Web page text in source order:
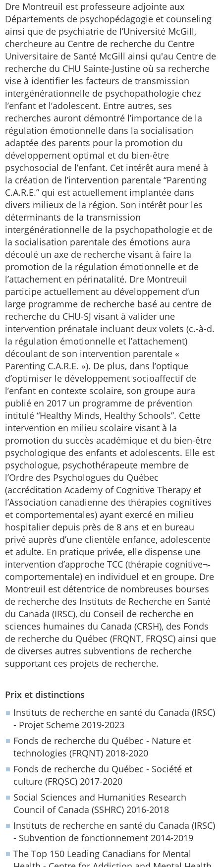
Dre Montreuil est professeure adjointe aux
Départements de psychopédagogie et counseling
ainsi que de psychiatrie de l’Université McGill,
chercheure au Centre de recherche du Centre
Universitaire de Santé McGill ainsi qu'au Centre de
recherche du CHU Sainte-Justine où sa recherche
vise à identifier les facteurs de transmission
intergénérationnelle de psychopathologie chez
l’enfant et l’adolescent. Entre autres, ses
recherches auront démontré l’importance de la
régulation émotionnelle dans la socialisation
adaptée des parents pour la promotion du
développement optimal et du bien-être
psychosocial de l’enfant. Cet intérêt aura mené à
la création de l’intervention parentale “Parenting
C.A.R.E.” qui est actuellement implantée dans
divers milieux de la région. Son intérêt pour les
déterminants de la transmission
intergénérationnelle de la psychopathologie et de
la socialisation parentale des émotions aura
découlé un axe de recherche visant à faire la
promotion de la régulation émotionnelle et de
l’attachement en périnatalité. Dre Montreuil
participe actuellement au développement d’un
large programme de recherche basé au centre de
recherche du CHU-SJ visant à valider une
intervention prénatale incluant deux volets (c.-à-d.
la régulation émotionnelle et l’attachement)
découlant de son intervention parentale «
Parenting C.A.R.E. »). De plus, dans l’optique
d’optimiser le développement socioaffectif de
l’enfant en contexte scolaire, son groupe aura
publié en 2017 un programme de prévention
intitulé “Healthy Minds, Healthy Schools”. Cette
intervention en milieu scolaire visant à la
promotion du succès académique et du bien-être
psychologique des enfants et adolescents. Elle est
psychologue, psychothérapeute membre de
l’Ordre des Psychologues du Québec
(accréditation Academy of Cognitive Therapy et
l’Association canadienne des thérapies cognitives
et comportementales) ayant exercé en milieu
hospitalier depuis près de 8 ans et en bureau
privé auprès d’une clientèle enfance, adolescente
et adulte. En pratique privée, elle dispense une
intervention d’approche TCC (thérapie cognitive¬‐
comportementale) en individuel et en groupe. Dre
Montreuil est détentrice de nombreuses bourses
de recherche des Instituts de Recherche en Santé
du Canada (IRSC), du Conseil de recherche en
sciences humaines du Canada (CRSH), des Fonds
de recherche du Québec (FRQNT, FRQSC) ainsi que
de diverses autres subventions de recherche
supportant ces projets de recherche.
Prix et distinctions
Instituts de recherche en santé du Canada (IRSC)
- Projet Scheme 2019-2023
Fonds de recherche du Québec - Nature et
technologies (FRQNT) 2018-2020
Fonds de recherche du Québec - Société et
culture (FRQSC) 2017-2020
Social Sciences and Humanities Research
Council of Canada (SSHRC) 2016-2018
Instituts de recherche en santé du Canada (IRSC)
- Subvention de fonctionnement 2014-2019
The Top 150 Leading Canadians for Mental